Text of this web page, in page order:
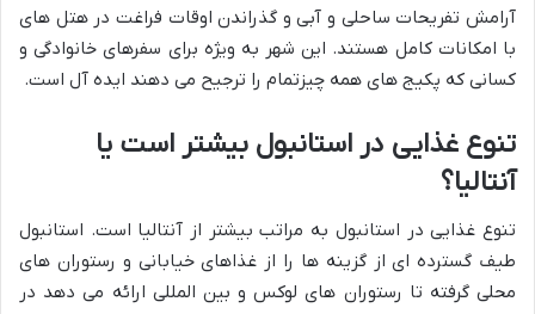
آرامش تفریحات ساحلی و آبی و گذراندن اوقات فراغت در هتل های
با امکانات کامل هستند. این شهر به ویژه برای سفرهای خانوادگی و
کسانی که پکیج های همه چیزتمام را ترجیح می دهند ایده آل است.
تنوع غذایی در استانبول بیشتر است یا
آنتالیا؟
تنوع غذایی در استانبول به مراتب بیشتر از آنتالیا است. استانبول
طیف گسترده ای از گزینه ها را از غذاهای خیابانی و رستوران های
محلی گرفته تا رستوران های لوکس و بین المللی ارائه می دهد در